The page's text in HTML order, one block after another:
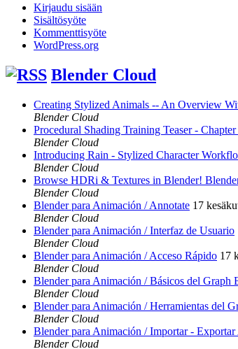
Kirjaudu sisään
Sisältösyöte
Kommenttisyöte
WordPress.org
Blender Cloud
Creating Stylized Animals -- An Overview
Blender Cloud
Procedural Shading Training Teaser - Chapter
Blender Cloud
Introducing Rain - Stylized Character
Blender Cloud
Browse HDRi & Textures in Blender!
Blender Cloud
Blender para Animación / Annotate 17
Blender Cloud
Blender para Animación / Interfaz de Usuario
Blender Cloud
Blender para Animación / Acceso Rápido 17
Blender Cloud
Blender para Animación / Básicos del Graph
Blender Cloud
Blender para Animación / Herramientas del
Blender Cloud
Blender para Animación / Importar -
Blender Cloud